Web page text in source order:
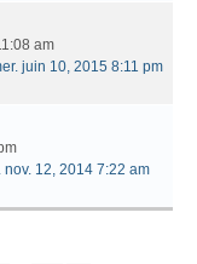
am
juin 10, 2015 8:11 pm
nov. 12, 2014 7:22 am